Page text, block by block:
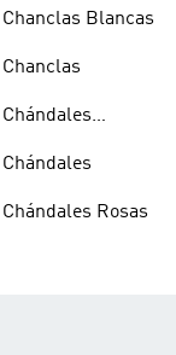
Chanclas Blancas
Chanclas
Chándales
Chándales
Chándales Rosas